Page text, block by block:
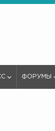
ФОРУМЫ